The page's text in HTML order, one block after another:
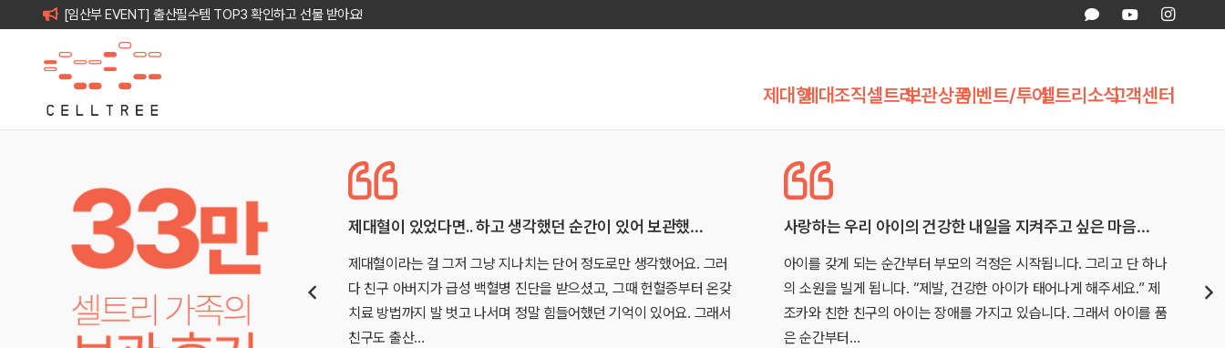
[임산부 EVENT] 출산필수템 TOP3 확인하고 선물 받아요!
제대혈제대조직셀트리보관상품이벤트/투어셀트리소식고객센터
제대혈이 있었다면.. 하고 생각했던 순간이 있어 보관했…
제대혈이라는 걸 그저 그냥 지나치는 단어 정도로만 생각했어요. 그러
다 친구 아버지가 급성 백혈병 진단을 받으셨고, 그때 헌혈증부터 온갖
치료 방법까지 발 벗고 나서며 정말 힘들어했던 기억이 있어요. 그래서
친구도 출산…
사랑하는 우리 아이의 건강한 내일을 지켜주고 싶은 마음…
아이를 갖게 되는 순간부터 부모의 걱정은 시작됩니다. 그리고 단 하나
의 소원을 빌게 됩니다. “제발, 건강한 아이가 태어나게 해주세요.” 제
조카와 친한 친구의 아이는 장애를 가지고 있습니다. 그래서 아이를 품
첫째때 경황이 없어 못한 제대혈, 둘째는 보관
첫째때는 비예기항체 이슈로 급하게 병원을 옮기느
담만 받고 채취까진 진행하지 못해서 아쉬웟습니다
많은 고민 끝에 애기아빠랑 제대혈 보관결정 햇는데